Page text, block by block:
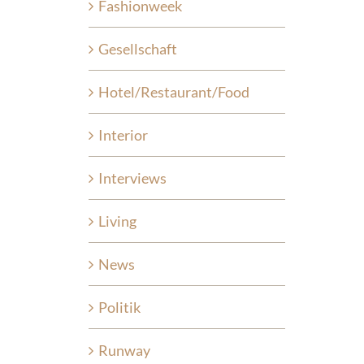
Fashionweek
Gesellschaft
Hotel/Restaurant/Food
Interior
Interviews
Living
News
Politik
Runway